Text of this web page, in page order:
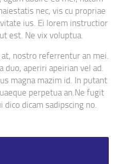
nec, vis cu propriae
ius. Ei lorem instructior
est. Ne vix voluptua.
nostro referrentur an mei.
duo, aperiri apeirian vel ad.
magna mazim id. In putant
perpetua an.Ne fugit
dicam sadipscing no.